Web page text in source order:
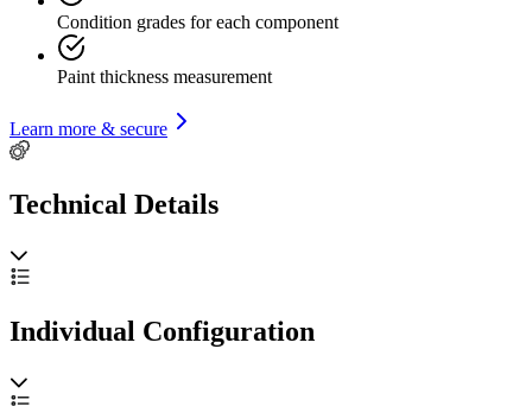
Condition grades for each component
Paint thickness measurement
Learn more & secure
Technical Details
Individual Configuration